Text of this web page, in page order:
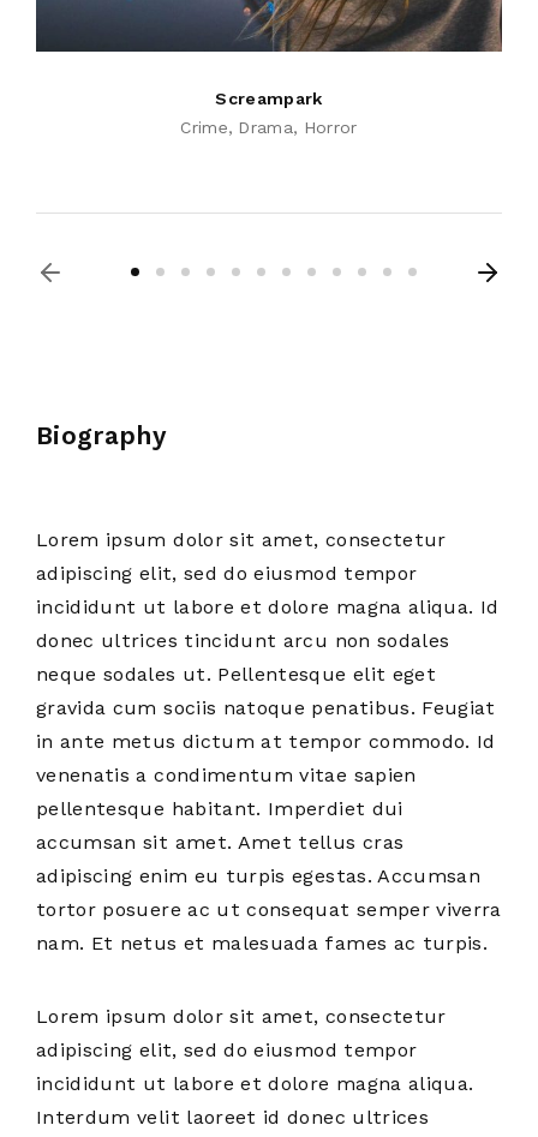
Screampark
Crime
Drama Horror
Biography
Lorem ipsum dolor sit amet, consectetur
adipiscing elit, sed do eiusmod tempor
incididunt ut labore et dolore magna aliqua. Id
donec ultrices tincidunt arcu non sodales
neque sodales ut. Pellentesque elit eget
gravida cum sociis natoque penatibus. Feugiat
in ante metus dictum at tempor commodo. Id
venenatis a condimentum vitae sapien
pellentesque habitant. Imperdiet dui
accumsan sit amet. Amet tellus cras
adipiscing enim eu turpis egestas. Accumsan
tortor posuere ac ut consequat semper viverra
nam. Et netus et malesuada fames ac turpis.
Lorem ipsum dolor sit amet, consectetur
adipiscing elit, sed do eiusmod tempor
incididunt ut labore et dolore magna aliqua.
Interdum velit laoreet id donec ultrices